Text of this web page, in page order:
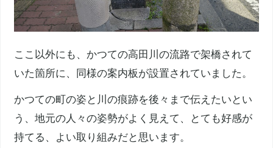
ここ以外にも、かつての高田川の流路で架橋されて
いた箇所に、同様の案内板が設置されていました。
かつての町の姿と川の痕跡を後々まで伝えたいとい
う、地元の人々の姿勢がよく見えて、とても好感が
持てる、よい取り組みだと思います。